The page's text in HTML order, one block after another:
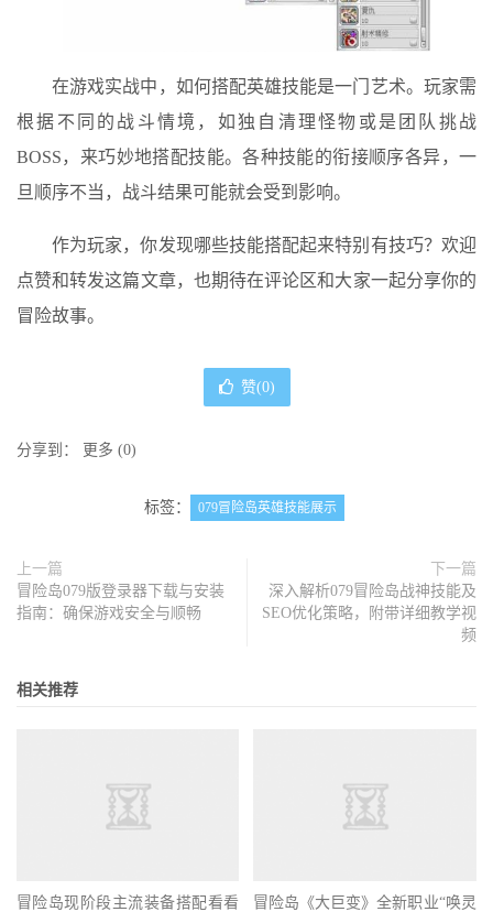
在游戏实战中，如何搭配英雄技能是一门艺术。玩家需
根据不同的战斗情境，如独自清理怪物或是团队挑战
BOSS，来巧妙地搭配技能。各种技能的衔接顺序各异，一
旦顺序不当，战斗结果可能就会受到影响。
作为玩家，你发现哪些技能搭配起来特别有技巧？欢迎
点赞和转发这篇文章，也期待在评论区和大家一起分享你的
冒险故事。
赞(0)
分享到： 更多 (0)
标签： 079冒险岛英雄技能展示
上一篇
冒险岛079版登录器下载与安装
指南：确保游戏安全与顺畅
下一篇
深入解析079冒险岛战神技能及
SEO优化策略，附带详细教学视
频
相关推荐
冒险岛现阶段主流装备搭配看看
冒险岛《大巨变》全新职业“唤灵